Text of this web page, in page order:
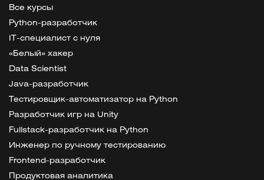
Все курсы
Python-разработчик
IT-специалист с нуля
«Белый» хакер
Data Scientist
Java-разработчик
Тестировщик-автоматизатор на Python
Разработчик игр на Unity
Fullstack-разработчик на Python
Инженер по ручному тестированию
Frontend-разработчик
Продуктовая аналитика